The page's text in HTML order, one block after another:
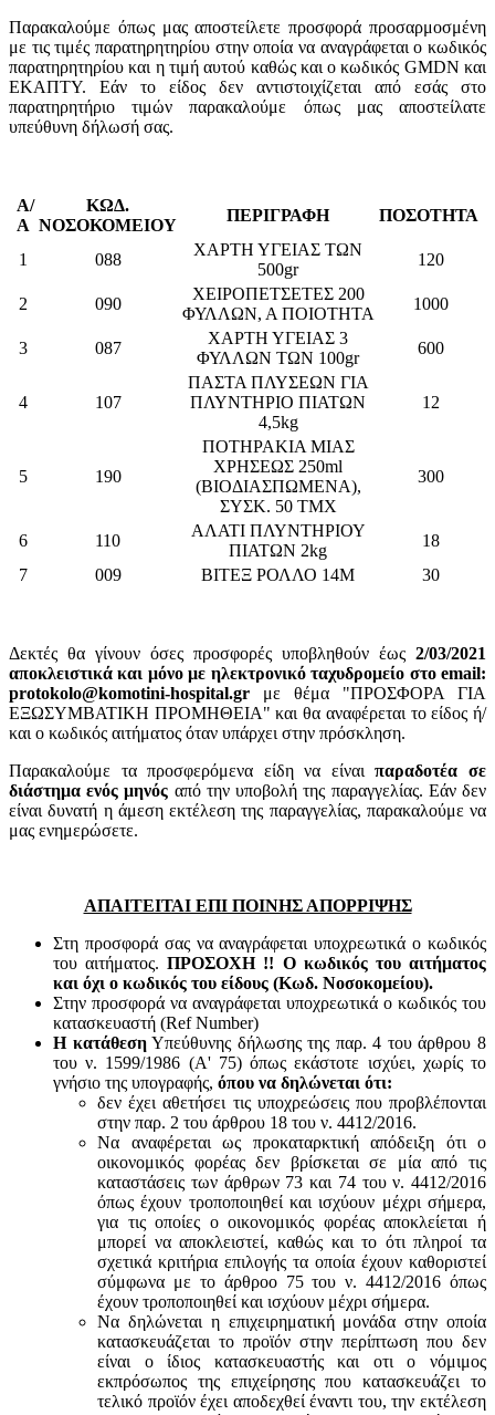
Παρακαλούμε όπως μας αποστείλετε προσφορά προσαρμοσμένη
με τις τιμές παρατηρητηρίου στην οποία να αναγράφεται ο κωδικός
παρατηρητηρίου και η τιμή αυτού καθώς και ο κωδικός GMDN και
ΕΚΑΠΤΥ. Εάν το είδος δεν αντιστοιχίζεται από εσάς στο
παρατηρητήριο τιμών παρακαλούμε όπως μας αποστείλατε
υπεύθυνη δήλωσή σας.
Α/
Α
ΚΩΔ.
ΝΟΣΟΚΟΜΕΙΟΥ
ΠΕΡΙΓΡΑΦΗ ΠΟΣΟΤΗΤΑ
1 088
ΧΑΡΤΗ ΥΓΕΙΑΣ ΤΩΝ
500gr
120
2 090
ΧΕΙΡΟΠΕΤΣΕΤΕΣ 200
ΦΥΛΛΩΝ, Α ΠΟΙΟΤΗΤΑ
1000
3 087
ΧΑΡΤΗ ΥΓΕΙΑΣ 3
ΦΥΛΛΩΝ ΤΩΝ 100gr
600
4 107
ΠΑΣΤΑ ΠΛΥΣΕΩΝ ΓΙΑ
ΠΛΥΝΤΗΡΙΟ ΠΙΑΤΩΝ
4,5kg
12
5 190
ΠΟΤΗΡΑΚΙΑ ΜΙΑΣ
ΧΡΗΣΕΩΣ 250ml
(ΒΙΟΔΙΑΣΠΩΜΕΝΑ),
ΣΥΣΚ. 50 ΤΜΧ
300
6 110
ΑΛΑΤΙ ΠΛΥΝΤΗΡΙΟΥ
ΠΙΑΤΩΝ 2kg
18
7
009 ΒΙΤΕΞ ΡΟΛΛΟ 14Μ 30
Δεκτές θα γίνουν όσες προσφορές υποβληθούν έως 2/03/2021
αποκλειστικά και μόνο με ηλεκτρονικό ταχυδρομείο στο email:
protokolo@komotini-hospital.gr με θέμα "ΠΡΟΣΦΟΡΑ ΓΙΑ
ΕΞΩΣΥΜΒΑΤΙΚΗ ΠΡΟΜΗΘΕΙΑ" και θα αναφέρεται το είδος ή/
και ο κωδικός αιτήματος όταν υπάρχει στην πρόσκληση.
Παρακαλούμε τα προσφερόμενα είδη να είναιπαραδοτέα σε
διάστημα ενός μηνός από την υποβολή της παραγγελίας. Εάν δεν
είναι δυνατή η άμεση εκτέλεση της παραγγελίας, παρακαλούμε να
μας ενημερώσετε.
ΑΠΑΙΤΕΙΤΑΙ ΕΠΙ ΠΟΙΝΗΣ ΑΠΟΡΡΙΨΗΣ
Στη προσφορά σας να αναγράφεται υποχρεωτικά ο κωδικός
του αιτήματος.ΠΡΟΣΟΧΗ !! Ο κωδικός του αιτήματος
και όχι ο κωδικός του είδους (Κωδ. Νοσοκομείου).
Στην προσφορά να αναγράφεται υποχρεωτικά ο κωδικός του
κατασκευαστή (Ref Number)
Η κατάθεσηΥπεύθυνης δήλωσης της παρ. 4 του άρθρου 8
του ν. 1599/1986 (Α' 75) όπως εκάστοτε ισχύει, χωρίς το
γνήσιο της υπογραφής, όπου να δηλώνεται ότι:
δεν έχει αθετήσει τις υποχρεώσεις που προβλέπονται
στην παρ. 2 του άρθρου 18 του ν. 4412/2016.
Να αναφέρεται ως προκαταρκτική απόδειξη ότι ο
οικονομικός φορέας δεν βρίσκεται σε μία από τις
καταστάσεις των άρθρων 73 και 74 του ν. 4412/2016
όπως έχουν τροποποιηθεί και ισχύουν μέχρι σήμερα,
για τις οποίες ο οικονομικός φορέας αποκλείεται ή
μπορεί να αποκλειστεί, καθώς και το ότι πληροί τα
σχετικά κριτήρια επιλογής τα οποία έχουν καθοριστεί
σύμφωνα με τo άρθροo 75 του ν. 4412/2016 όπως
έχουν τροποποιηθεί και ισχύουν μέχρι σήμερα.
Να δηλώνεται η επιχειρηματική μονάδα στην οποία
κατασκευάζεται το προϊόν στην περίπτωση που δεν
είναι ο ίδιος κατασκευαστής και oτι ο νόμιμος
εκπρόσωπος της επιχείρησης που κατασκευάζει το
τελικό προϊόν έχει αποδεχθεί έναντι του, την εκτέλεση